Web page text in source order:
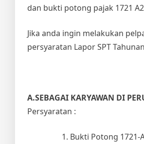
dan bukti potong pajak 1721
Jika anda ingin melakukan
persyaratan Lapor SPT
A.SEBAGAI KARYAWAN DI
Persyaratan :
Bukti Potong 1721-